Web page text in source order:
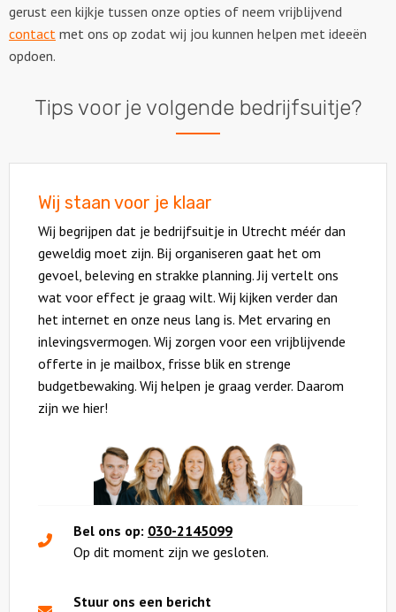
gerust een kijkje tussen onze opties of neem vrijblijvend
contact met ons op zodat wij jou kunnen helpen met ideeën
opdoen.
Tips voor je volgende bedrijfsuitje?
Wij staan voor je klaar
Wij begrijpen dat je bedrijfsuitje in Utrecht méér dan
geweldig moet zijn. Bij organiseren gaat het om
gevoel, beleving en strakke planning. Jij vertelt ons
wat voor effect je graag wilt. Wij kijken verder dan
het internet en onze neus lang is. Met ervaring en
inlevingsvermogen. Wij zorgen voor een vrijblijvende
offerte in je mailbox, frisse blik en strenge
budgetbewaking. Wij helpen je graag verder. Daarom
zijn we hier!
Bel ons op: 030-2145099
Op dit moment zijn we gesloten.
Stuur ons een bericht